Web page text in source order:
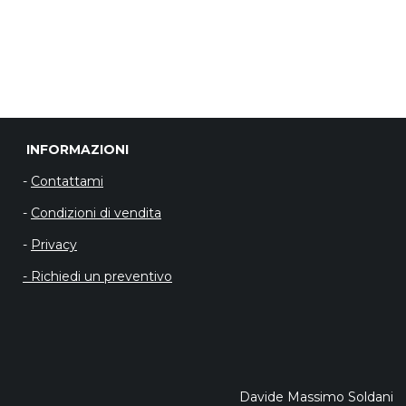
- Contattami
- Condizioni di vendita
- Privacy
- Richiedi un preventivo
Davide Massimo Soldani